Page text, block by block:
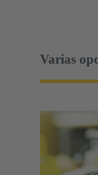
Varias